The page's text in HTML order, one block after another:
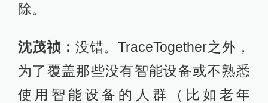
除。
沈茂祯： 没错。TraceTogether之外，
为了覆盖那些没有智能设备或不熟悉
使用智能设备的人群（比如老年